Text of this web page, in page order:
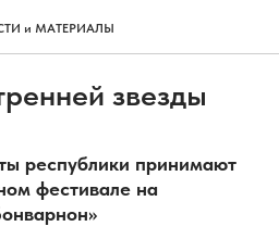
и МАТЕРИАЛЫ
звезды
республики принимают
фестивале на